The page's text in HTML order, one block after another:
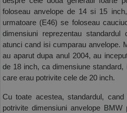
foloseau anvelope de 14 si 15
urmatoare (E46) se foloseau
dimensiuni reprezentau
atunci cand isi cumparau anvelope.
au aparut dupa anul 2004, au
de 18 inch, ca dimensiune
care erau potrivite cele de 20 inch.
Cu toate acestea, standardul,
potrivite dimensiuni anvelope